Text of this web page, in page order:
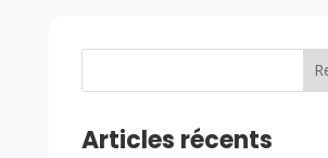
Articles récents